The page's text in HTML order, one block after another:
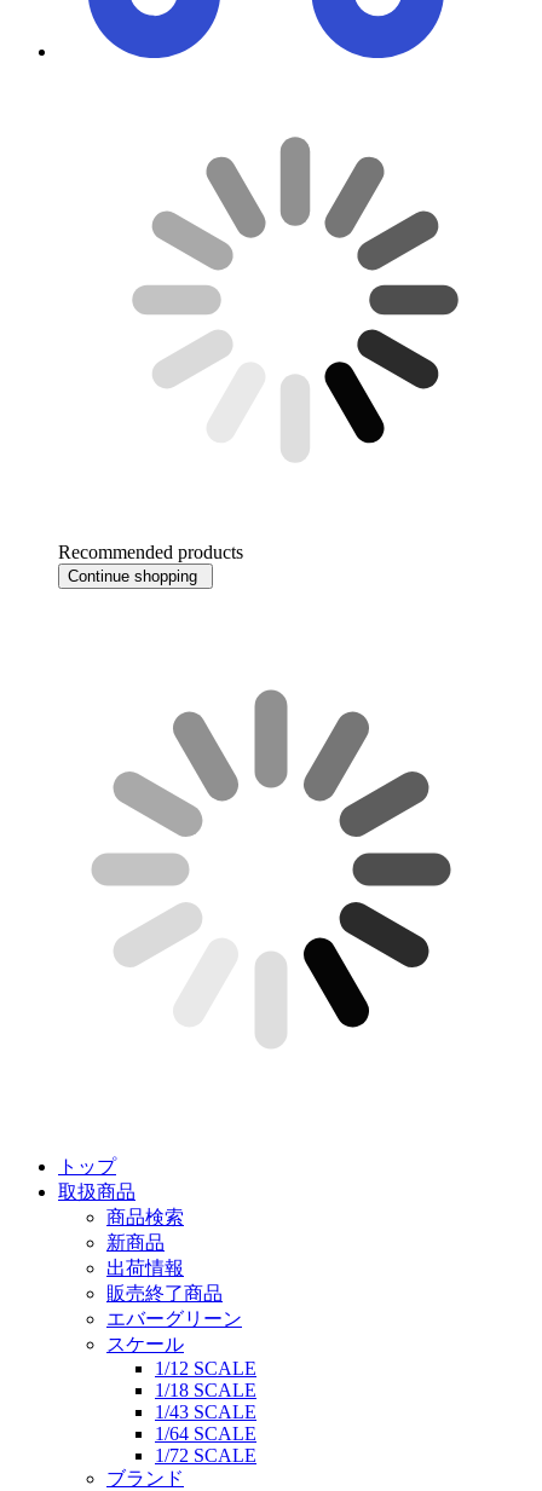
Recommended products
Continue shopping
トップ
取扱商品
商品検索
新商品
出荷情報
販売終了商品
エバーグリーン
スケール
1/12 SCALE
1/18 SCALE
1/43 SCALE
1/64 SCALE
1/72 SCALE
ブランド